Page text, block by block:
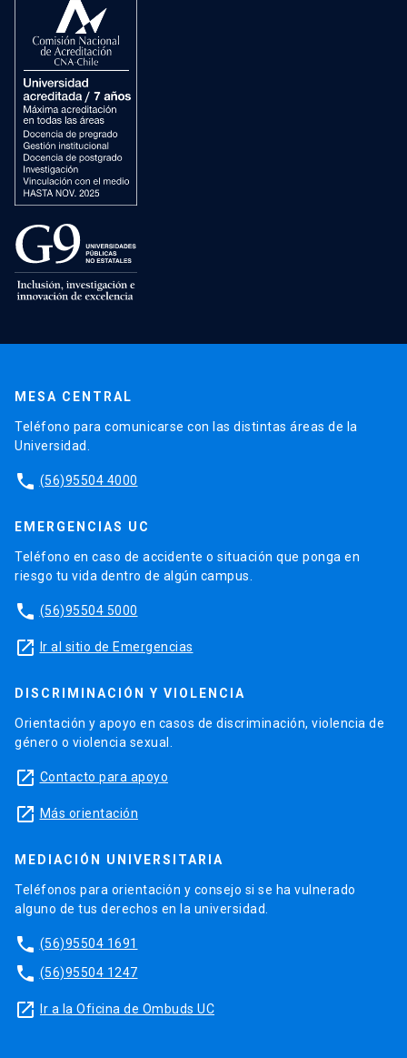
MESA CENTRAL
Teléfono para comunicarse con las distintas áreas de la
Universidad.
phone (56)95504 4000
EMERGENCIAS UC
Teléfono en caso de accidente o situación que ponga en
riesgo tu vida dentro de algún campus.
phone (56)95504 5000
launch Ir al sitio de Emergencias
DISCRIMINACIÓN Y VIOLENCIA
Orientación y apoyo en casos de discriminación, violencia de
género o violencia sexual.
launch Contacto para apoyo
launch Más orientación
MEDIACIÓN UNIVERSITARIA
Teléfonos para orientación y consejo si se ha vulnerado
alguno de tus derechos en la universidad.
phone (56)95504 1691
phone (56)95504 1247
launch Ir a la Oficina de Ombuds UC